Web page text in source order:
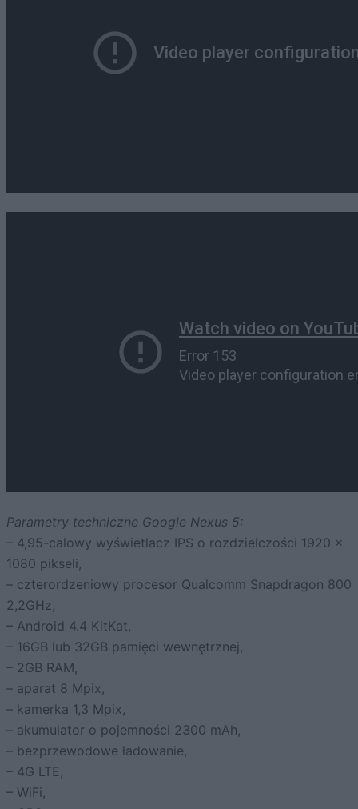
Parametry techniczne Google Nexus 5:
– 4,95-calowy wyświetlacz IPS o rozdzielczości 1920 x
1080 pikseli,
– czterordzeniowy procesor Qualcomm Snapdragon 800
2,2GHz,
– Android 4.4 KitKat,
– 16GB lub 32GB pamięci wewnętrznej,
– 2GB RAM,
– aparat 8 Mpix,
– kamerka 1,3 Mpix,
– akumulator o pojemności 2300 mAh,
– bezprzewodowe ładowanie,
– 4G LTE,
– WiFi,